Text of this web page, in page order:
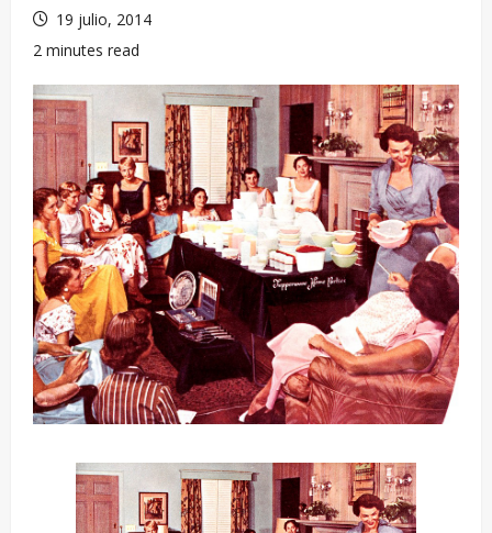
19 julio, 2014
2 minutes read